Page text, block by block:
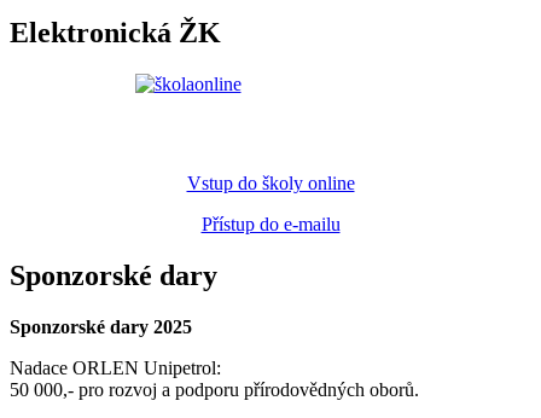
Elektronická ŽK
Vstup do školy online
Přístup do e-mailu
Sponzorské dary
Sponzorské dary 2025
Nadace ORLEN Unipetrol:
50 000,- pro rozvoj a podporu přírodovědných oborů.